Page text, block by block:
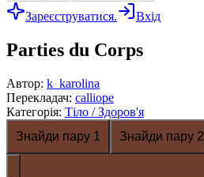
Зареєструватися. Вхід
Parties du Corps
Автор: k_karolina
Перекладач: calliope
Категорія: Тіло / Здоров'я
Знайди пару 1
Знайди пару 2